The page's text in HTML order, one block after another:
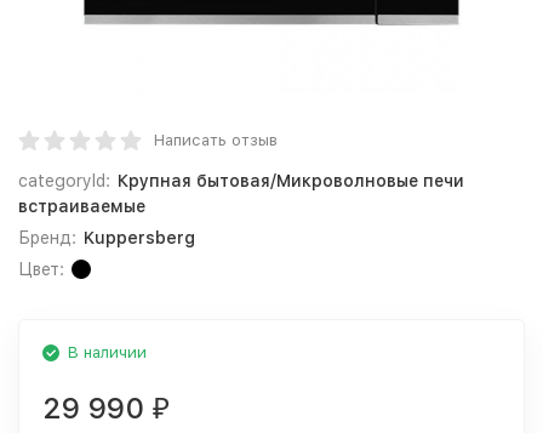
Написать отзыв
categoryId: Крупная бытовая/Микроволновые печи
встраиваемые
Бренд: Kuppersberg
Цвет:
В наличии
29 990 ₽